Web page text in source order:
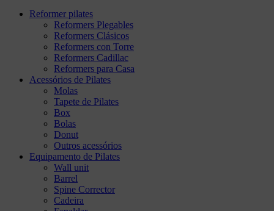
Reformer pilates
Reformers Plegables
Reformers Clásicos
Reformers con Torre
Reformers Cadillac
Reformers para Casa
Acessórios de Pilates
Molas
Tapete de Pilates
Box
Bolas
Donut
Outros acessórios
Equipamento de Pilates
Wall unit
Barrel
Spine Corrector
Cadeira